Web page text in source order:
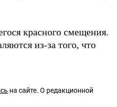
красного смещения.
из-за того, что
на сайте. О редакционной